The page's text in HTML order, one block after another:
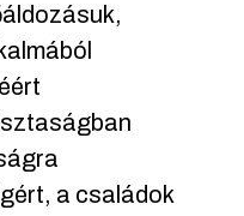
a családok